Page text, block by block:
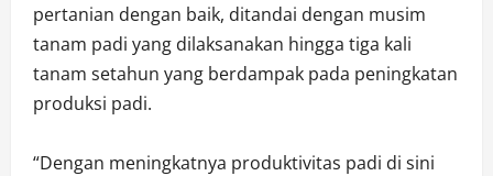
pertanian dengan baik, ditandai dengan musim
tanam padi yang dilaksanakan hingga tiga kali
tanam setahun yang berdampak pada peningkatan
produksi padi.
“Dengan meningkatnya produktivitas padi di sini